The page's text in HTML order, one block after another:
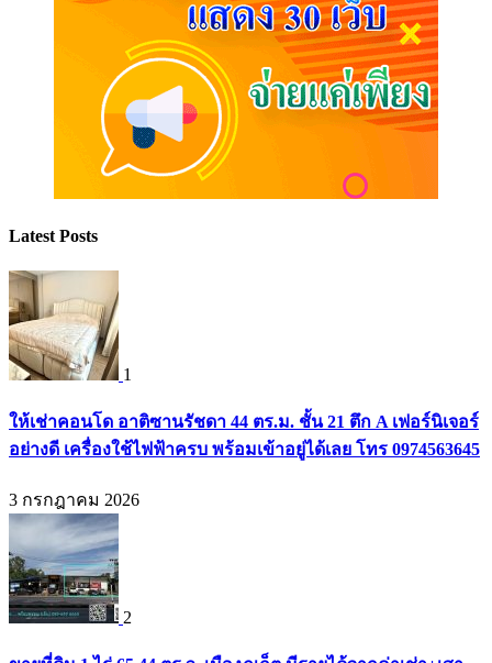
Latest Posts
1
ให้เช่าคอนโด อาติซานรัชดา 44 ตร.ม. ชั้น 21 ตึก A เฟอร์นิเจอร์
อย่างดี เครื่องใช้ไฟฟ้าครบ พร้อมเข้าอยู่ได้เลย โทร 0974563645
3 กรกฎาคม 2026
2